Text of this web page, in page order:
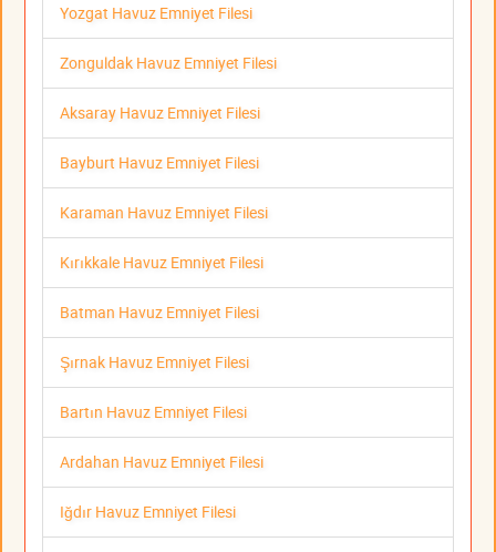
Yozgat Havuz Emniyet Filesi
Zonguldak Havuz Emniyet Filesi
Aksaray Havuz Emniyet Filesi
Bayburt Havuz Emniyet Filesi
Karaman Havuz Emniyet Filesi
Kırıkkale Havuz Emniyet Filesi
Batman Havuz Emniyet Filesi
Şırnak Havuz Emniyet Filesi
Bartın Havuz Emniyet Filesi
Ardahan Havuz Emniyet Filesi
Iğdır Havuz Emniyet Filesi